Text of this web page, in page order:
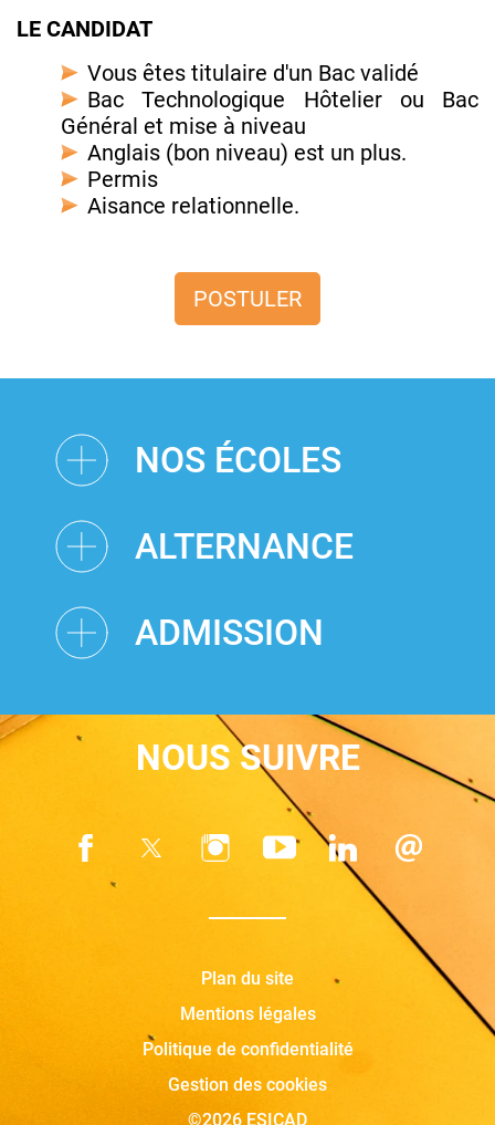
LE CANDIDAT
Vous êtes titulaire d'un Bac validé
Bac Technologique Hôtelier ou Bac
Général et mise à niveau
Anglais (bon niveau) est un plus.
Permis
Aisance relationnelle.
POSTULER
NOS ÉCOLES
ALTERNANCE
ADMISSION
NOUS SUIVRE
Plan du site
Mentions légales
Politique de confidentialité
Gestion des cookies
©2026 ESICAD